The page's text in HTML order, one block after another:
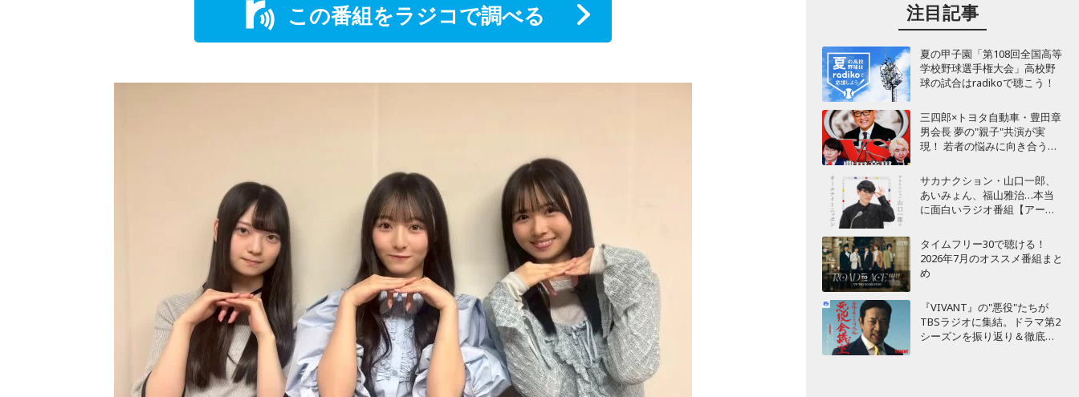
この番組をラジコで調べる 注目記事
夏の甲子園「第108回全国高等
学校野球選手権大会」高校野
球の試合はradikoで聴こう！
三四郎×トヨタ自動車・豊田章
男会長 夢の"親子"共演が実
現！ 若者の悩みに向き合うポ
サカナクション・山口一郎、
あいみょん、福山雅治…本当
に面白いラジオ番組【アーテ
タイムフリー30で聴ける！
2026年7月のオススメ番組まと
め
『VIVANT』の"悪役"たちが
TBSラジオに集結。ドラマ第2
シーズンを振り返り＆徹底考